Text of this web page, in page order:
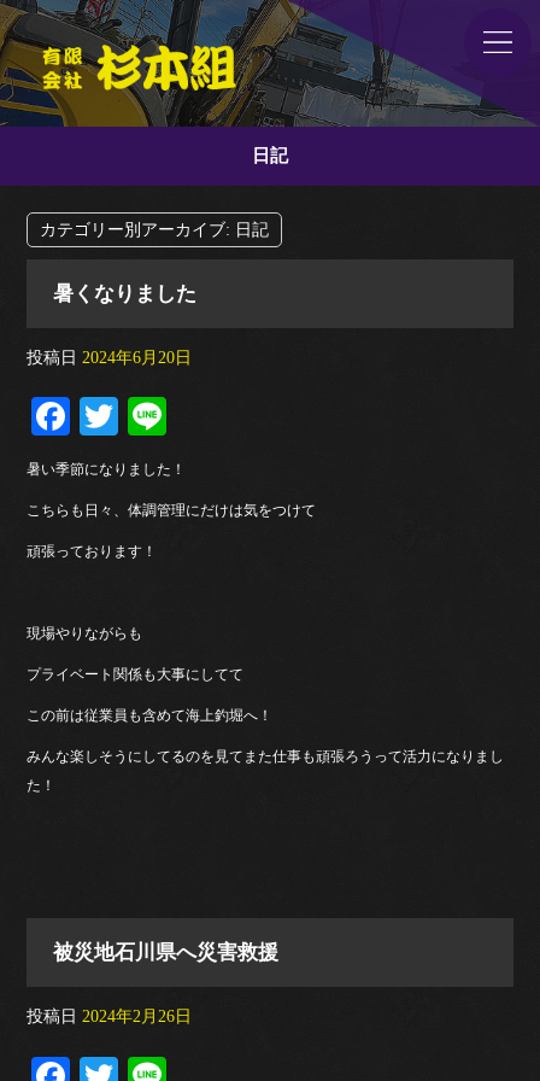
日記
カテゴリー別アーカイブ: 日記
暑くなりました
投稿日 2024年6月20日
Fa
ce
bo
ok
T
wi
tte
r
ne
暑い季節になりました！
こちらも日々、体調管理にだけは気をつけて
頑張っております！
現場やりながらも
プライベート関係も大事にしてて
この前は従業員も含めて海上釣堀へ！
みんな楽しそうにしてるのを見てまた仕事も頑張ろうって活力になりまし
た！
被災地石川県へ災害救援
投稿日 2024年2月26日